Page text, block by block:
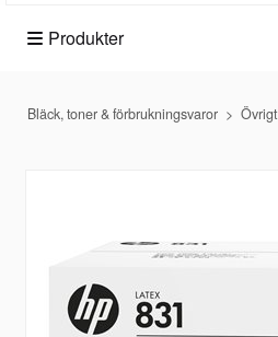
Produkter
Bläck, toner & förbrukningsvaror Övrigt